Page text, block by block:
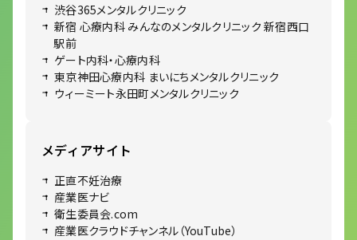
渋谷365メンタルクリニック
新宿 心療内科 みんなのメンタルクリニック 新宿西口
駅前
ゲート内科・心療内科
東京神田心療内科 まいにちメンタルクリニック
ウィーミート永田町メンタルクリニック
メディアサイト
正直不妊治療
産業医ナビ
衛生委員会.com
産業医クラウドチャンネル（YouTube）